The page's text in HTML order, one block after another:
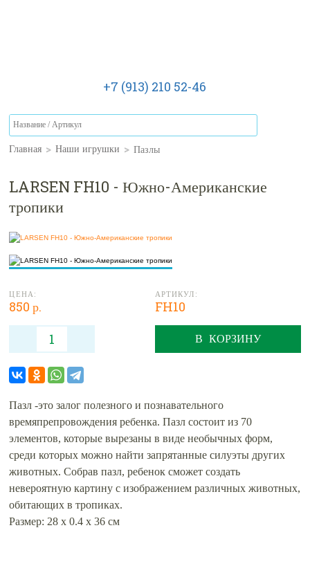
+7 (913) 210 52-46
Главная > Наши игрушки > Пазлы
LARSEN FH10 - Южно-Американские
тропики
ЦЕНА:
850 р.
АРТИКУЛ:
FH10
В КОРЗИНУ
Пазл -это залог полезного и познавательного
времяпрепровождения ребенка. Пазл состоит из 70
элементов, которые вырезаны в виде необычных форм,
среди которых можно найти запрятанные силуэты других
животных. Собрав пазл, ребенок сможет создать
невероятную картину с изображением различных животных,
обитающих в тропиках.
Размер: 28 х 0.4 х 36 см